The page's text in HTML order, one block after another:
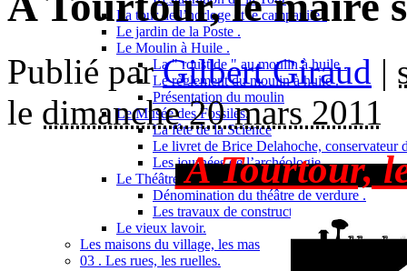
La tour de l’horloge et le campanile .
Le jardin de la Poste .
Le Moulin à Huile .
La " roustide " au moulin à huile .
Le règlement du moulin à huile .
Présentation du moulin
Le Musée des Fossiles.
La fête de la Science
Le livret de Brice Delahoche, conservateur
Les journées de l’archéologie
Le Théâtre de verdure .
Dénomination du théâtre de verdure .
Les travaux de construction .
Le vieux lavoir.
Les maisons du village, les mas
03 . Les rues, les ruelles.
Publié parGilbert Giraud |
le dimanche 20 mars 2011
A Tourtour,